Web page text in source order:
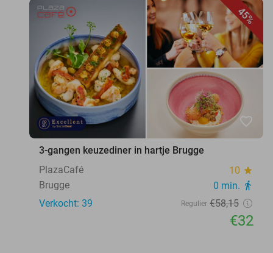
45%
favorite_border
3-gangen keuzediner in hartje Brugge
PlazaCafé
10 star
Brugge 0 min. directions_walk
Verkocht: 39 Regulier €58,15
€32